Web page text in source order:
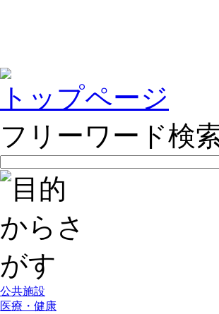
トップページ
フリーワード検
公共施設
医療・健康